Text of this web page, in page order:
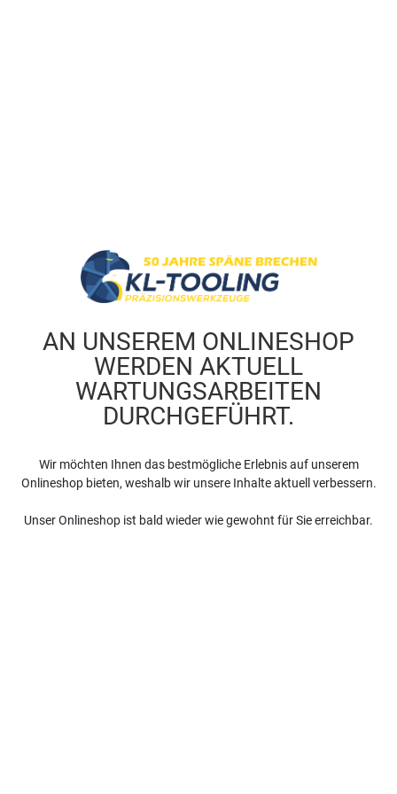
AN UNSEREM ONLINESHOP
WERDEN AKTUELL
WARTUNGSARBEITEN
DURCHGEFÜHRT.
Wir möchten Ihnen das bestmögliche Erlebnis auf unserem
Onlineshop bieten, weshalb wir unsere Inhalte aktuell verbessern.
Unser Onlineshop ist bald wieder wie gewohnt für Sie erreichbar.